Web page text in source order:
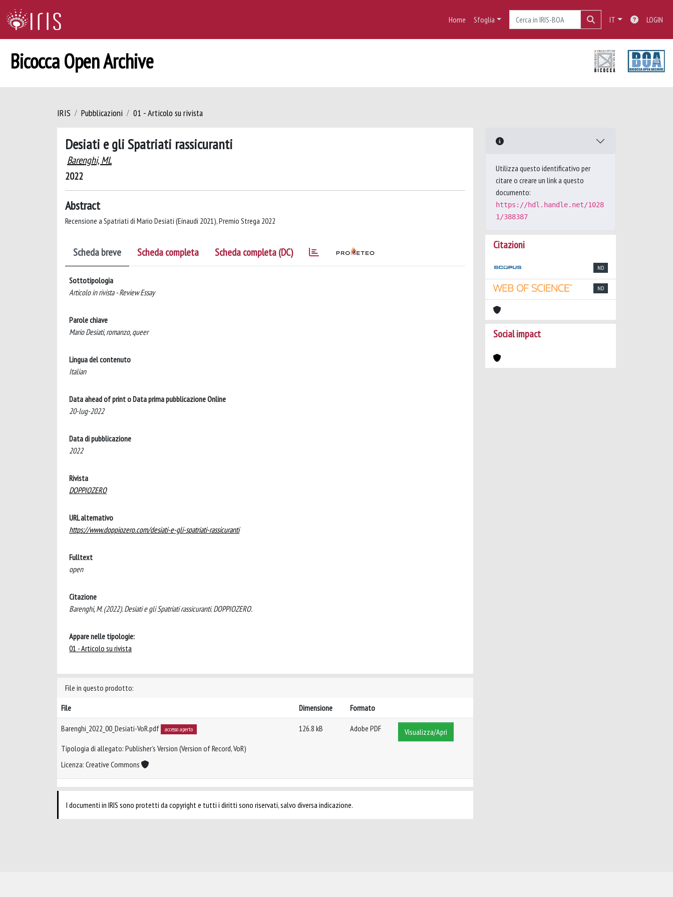
Home Sfoglia IT LOGIN
Bicocca Open Archive
IRIS Pubblicazioni 01 - Articolo su rivista
Desiati e gli Spatriati rassicuranti
Barenghi, ML
2022
Abstract
Recensione a Spatriati di Mario Desiati (Einaudi 2021), Premio Strega 2022
Scheda breve Scheda completa Scheda completa (DC)
Sottotipologia
Articolo in rivista - Review Essay
Parole chiave
Mario Desiati, romanzo, queer
Lingua del contenuto
Italian
Data ahead of print o Data prima pubblicazione Online
20-lug-2022
Data di pubblicazione
2022
Rivista
DOPPIOZERO
URL alternativo
https://www.doppiozero.com/desiati-e-gli-spatriati-rassicuranti
Fulltext
open
Citazione
Barenghi, M. (2022). Desiati e gli Spatriati rassicuranti. DOPPIOZERO.
Appare nelle tipologie:
01 - Articolo su rivista
File in questo prodotto:
File
Dimensione Formato
Barenghi_2022_00_Desiati-VoR.pdf accesso aperto
Tipologia di allegato: Publisher’s Version (Version of Record, VoR)
Licenza: Creative Commons
126.8 kB Adobe PDF Visualizza/Apri
I documenti in IRIS sono protetti da copyright e tutti i diritti sono riservati, salvo diversa indicazione.
Utilizza questo identificativo per
citare o creare un link a questo
documento:
https://hdl.handle.net/1028
1/388387
Citazioni
ND
ND
Social impact